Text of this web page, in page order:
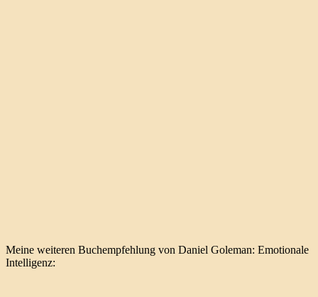
Meine weiteren Buchempfehlung von Daniel Goleman: Emotionale
Intelligenz: